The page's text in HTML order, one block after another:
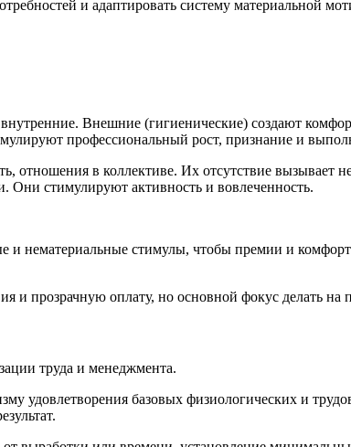
и адаптировать систему материальной
Внешние (гигиенические) создают
профессиональный рост, признание и
отношения в коллективе. Их отсутствие вызывает
стимулируют активность и вовлеченность.
и нематериальные стимулы, чтобы премии и
и прозрачную оплату, но основной фокус делать
труда и менеджмента.
удовлетворения базовых физиологических и